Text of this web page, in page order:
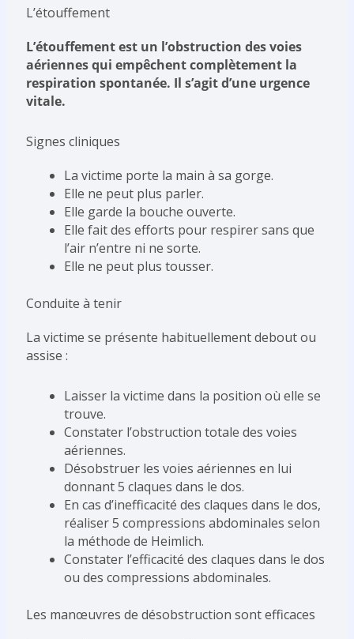
L’étouffement
L’étouffement est un l’obstruction des voies
aériennes qui empêchent complètement la
respiration spontanée. Il s’agit d’une urgence
vitale.
Signes cliniques
La victime porte la main à sa gorge.
Elle ne peut plus parler.
Elle garde la bouche ouverte.
Elle fait des efforts pour respirer sans que
l’air n’entre ni ne sorte.
Elle ne peut plus tousser.
Conduite à tenir
La victime se présente habituellement debout ou
assise :
Laisser la victime dans la position où elle se
trouve.
Constater l’obstruction totale des voies
aériennes.
Désobstruer les voies aériennes en lui
donnant 5 claques dans le dos.
En cas d’inefficacité des claques dans le dos,
réaliser 5 compressions abdominales selon
la méthode de Heimlich.
Constater l’efficacité des claques dans le dos
ou des compressions abdominales.
Les manœuvres de désobstruction sont efficaces